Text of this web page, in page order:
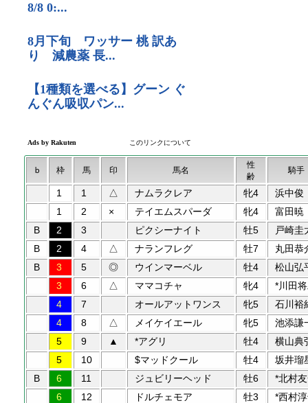
b 枠 馬 印 馬名
性
齢
騎手
1 1 △ ナムラクレア 牝4
浜中俊
1
2 × テイエムスパーダ 牝4
富田暁
B
2 3 ピクシーナイト 牡5
戸崎圭
B
2 4 △ ナランフレグ 牡7
丸田恭
B
3 5 ◎ ウインマーベル 牡4
松山弘
3
6 △ ママコチャ 牝4
*川田
4
7 オールアットワンス 牝5
石川裕
4
8 △ メイケイエール 牝5
池添謙
5
9 ▲ *アグリ 牡4
横山典
5
10 $マッドクール 牡4
坂井瑠
B
6 11 ジュビリーヘッド 牡6
*北村
6
12 ドルチェモア 牡3
*西村